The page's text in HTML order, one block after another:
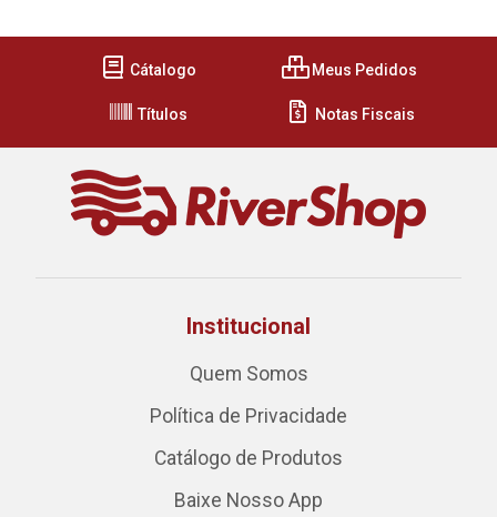
Cátalogo Meus Pedidos
Títulos Notas Fiscais
Institucional
Quem Somos
Política de Privacidade
Catálogo de Produtos
Baixe Nosso App